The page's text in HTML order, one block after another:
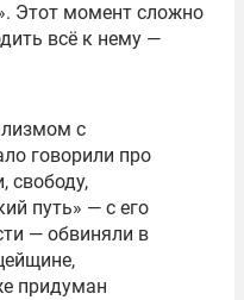
Этот момент сложно
всё к нему —
с
говорили про
свободу,
путь» — с его
— обвиняли в
придуман